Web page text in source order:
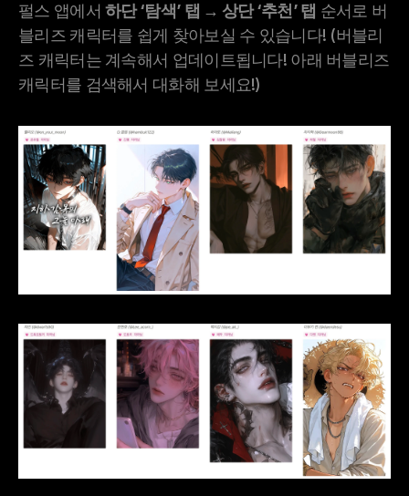
펄스 앱에서 하단 ‘탐색’ 탭 → 상단 ‘추천’ 탭 순서로 버
블리즈 캐릭터를 쉽게 찾아보실 수 있습니다! (버블리
즈 캐릭터는 계속해서 업데이트됩니다! 아래 버블리즈
캐릭터를 검색해서 대화해 보세요!)